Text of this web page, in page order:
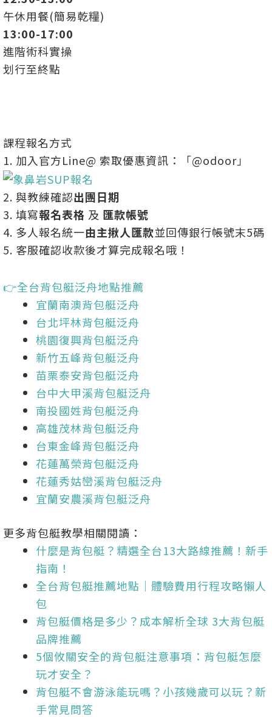
午休用餐(簡易乾糧)
13:00-17:00
進階術科實操
划行至終點
課程報名方式
1. 加入官方Line@ 索取優惠資訊：「@odoor」
2. 與教練確認出團日期
3. 填寫報名表格 及 匯款帳號
4. 多人報名統一由主揪人匯款並回傳銀行帳號末5碼
5. 客服確認收款後才算完成報名哦！
👉全台背包艇泛舟地點推薦
宜蘭南澳背包艇泛舟
台北坪林背包艇泛舟
桃園復興背包艇泛舟
新竹五峰背包艇泛舟
苗栗泰安背包艇泛舟
台中大甲溪背包艇泛舟
南投國姓背包艇泛舟
高雄茂林背包艇泛舟
台東金峰背包艇泛舟
花蓮萬榮背包艇泛舟
花蓮秀姑巒溪背包艇泛舟
宜蘭安農溪背包艇泛舟
更多背包艇教學相關閱讀：
什麼是背包艇？精選全台13大路線推薦！新手
指南！
全台背包艇推薦地點｜體驗費用行程攻略懶人
包
背包艇價格是多少？成本解析全球 3大背包艇
品牌推薦
5個攸關安全的背包艇注意事項：背包艇怎麼
玩才安全？
背包艇不會游泳能玩嗎？小孩幾歲可以玩？新
手常見問答